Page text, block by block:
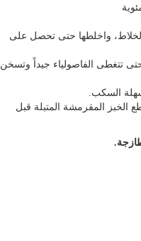
على حرارة 180 درجة مئوية
واخلطها حتى تحصل على
تتغطى الفاصولياء جيداً وتسخن
السكب.
الخبز المقرمشة المتبلة قبل